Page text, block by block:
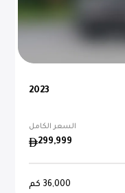
2023
السعر الكامل
299,999
36,000 كم